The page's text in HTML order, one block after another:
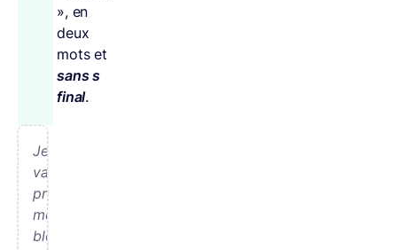
», en
deux
mots et
sans s
final.
Je
vais
prendre
mon
blouson,